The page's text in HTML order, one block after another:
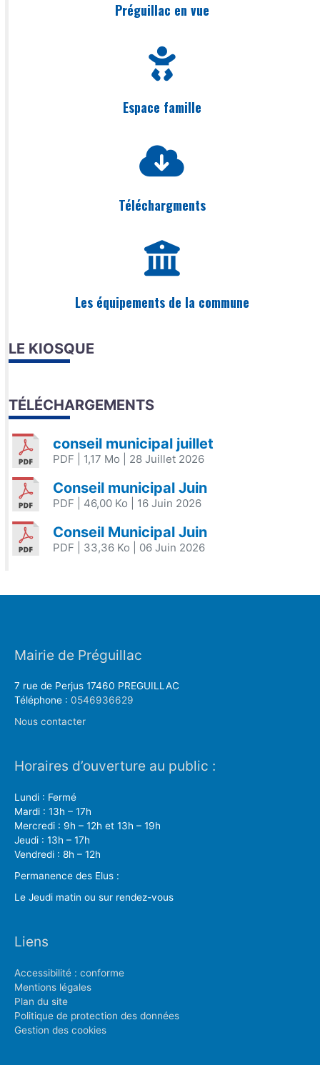
Préguillac en vue
Espace famille
Téléchargments
Les équipements de la commune
LE KIOSQUE
TÉLÉCHARGEMENTS
conseil municipal juillet
PDF | 1,17 Mo | 28 Juillet 2026
Conseil municipal Juin
PDF | 46,00 Ko | 16 Juin 2026
Conseil Municipal Juin
PDF | 33,36 Ko | 06 Juin 2026
Mairie de Préguillac
7 rue de Perjus 17460 PREGUILLAC
Téléphone : 0546936629
Nous contacter
Horaires d’ouverture au public :
Lundi : Fermé
Mardi : 13h – 17h
Mercredi : 9h – 12h et 13h – 19h
Jeudi : 13h – 17h
Vendredi : 8h – 12h
Permanence des Elus :
Le Jeudi matin ou sur rendez-vous
Liens
Accessibilité : conforme
Mentions légales
Plan du site
Politique de protection des données
Gestion des cookies